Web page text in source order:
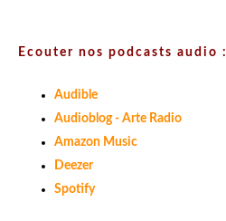
Ecouter nos podcasts audio :
Audible
Audioblog - Arte Radio
Amazon Music
Deezer
Spotify